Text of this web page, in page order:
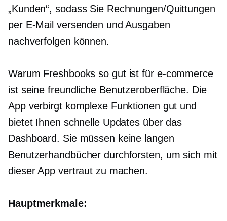
„Kunden“, sodass Sie Rechnungen/Quittungen
per E-Mail versenden und Ausgaben
nachverfolgen können.
Warum Freshbooks so gut ist für e-commerce
ist seine freundliche Benutzeroberfläche. Die
App verbirgt komplexe Funktionen gut und
bietet Ihnen schnelle Updates über das
Dashboard. Sie müssen keine langen
Benutzerhandbücher durchforsten, um sich mit
dieser App vertraut zu machen.
Hauptmerkmale: